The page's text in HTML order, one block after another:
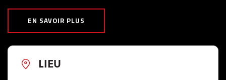
EN SAVOIR PLUS
LIEU